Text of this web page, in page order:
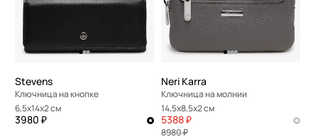
По скорости доставки
Stevens
Ключница на кнопке
6,5x14x2 см
3980 ₽
Neri Karra
Ключница на молнии
14,5x8,5x2 см
5388 ₽
8980 ₽